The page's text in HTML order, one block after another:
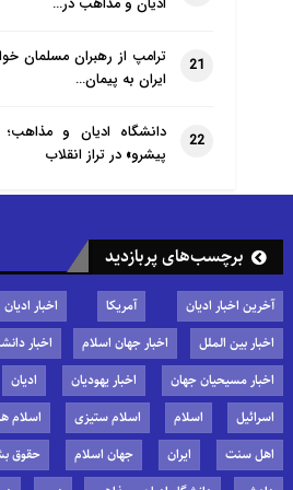
21
ترامپ از رهبران مسلمان
ایران به پیمان…
22
دانشگاه ادیان و
پیشرو» در تراز انقلاب
برچسب‌های پربازدید
آخرین اخبار ادیان آمریکا اخبار ادیان
اخبار بین الملل
اخبار جهان اسلام اخبار
اخبار مسیحیان جهان
اخبار یهودیان ادیان
اسرائیل
اسلام اسلام ستیزی اسلام
اهل سنت
ایران جهان اسلام حقوق